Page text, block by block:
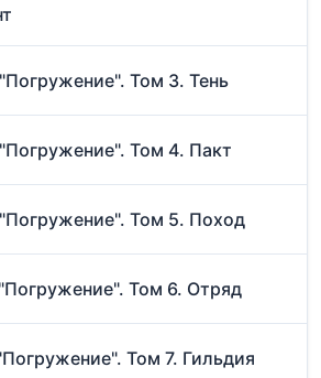
Том 3. Тень
Том 4. Пакт
Том 5. Поход
Том 6. Отряд
Том 7. Гильдия